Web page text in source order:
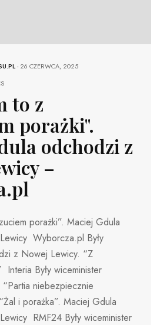
-26 CZERWCA, 2025
to z
porażki".
odchodzi z
–
porażki”. Maciej Gdula
Wyborcza.pl Były
z Nowej Lewicy. “Z
Były wiceminister
niebezpiecznie
i porażka”. Maciej Gdula
RMF24 Były wiceminister